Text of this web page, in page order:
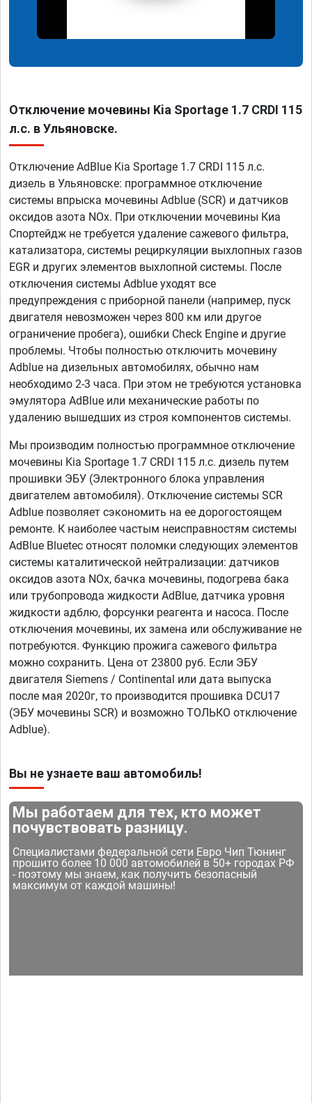
Отключение мочевины Kia Sportage 1.7 CRDI 115
л.с. в Ульяновске.
Отключение AdBlue Kia Sportage 1.7 CRDI 115 л.с.
дизель в Ульяновске: программное отключение
системы впрыска мочевины Adblue (SCR) и датчиков
оксидов азота NOx. При отключении мочевины Киа
Спортейдж не требуется удаление сажевого фильтра,
катализатора, системы рециркуляции выхлопных газов
EGR и других элементов выхлопной системы. После
отключения системы Adblue уходят все
предупреждения с приборной панели (например, пуск
двигателя невозможен через 800 км или другое
ограничение пробега), ошибки Check Engine и другие
проблемы. Чтобы полностью отключить мочевину
Adblue на дизельных автомобилях, обычно нам
необходимо 2-3 часа. При этом не требуются установка
эмулятора AdBlue или механические работы по
удалению вышедших из строя компонентов системы.
Мы производим полностью программное отключение
мочевины Kia Sportage 1.7 CRDI 115 л.с. дизель путем
прошивки ЭБУ (Электронного блока управления
двигателем автомобиля). Отключение системы SCR
Adblue позволяет сэкономить на ее дорогостоящем
ремонте. К наиболее частым неисправностям системы
AdBlue Bluetec относят поломки следующих элементов
системы каталитической нейтрализации: датчиков
оксидов азота NOx, бачка мочевины, подогрева бака
или трубопровода жидкости AdBlue, датчика уровня
жидкости адблю, форсунки реагента и насоса. После
отключения мочевины, их замена или обслуживание не
потребуются. Функцию прожига сажевого фильтра
можно сохранить. Цена от 23800 руб. Если ЭБУ
двигателя Siemens / Continental или дата выпуска
после мая 2020г, то производится прошивка DCU17
(ЭБУ мочевины SCR) и возможно ТОЛЬКО отключение
Adblue).
Вы не узнаете ваш автомобиль!
Мы работаем для тех, кто может
почувствовать разницу.
Специалистами федеральной сети Евро Чип Тюнинг
прошито более 10 000 автомобилей в 50+ городах РФ
- поэтому мы знаем, как получить безопасный
максимум от каждой машины!